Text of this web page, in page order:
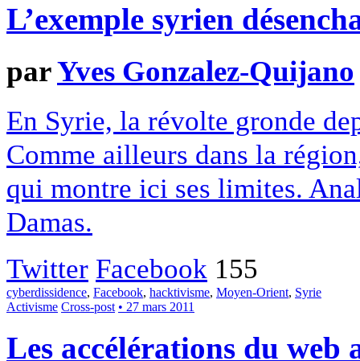
L’exemple syrien
parYves Gonzalez-Quijano
En Syrie, la révolte gronde
Comme ailleurs dans la
qui montre ici ses limites.
Damas.
Twitter Facebook 155
cyberdissidence, Facebook, hacktivisme, Moyen-Orient, Syrie
Activisme Cross-post • 27 mars 2011
Les accélérations du web